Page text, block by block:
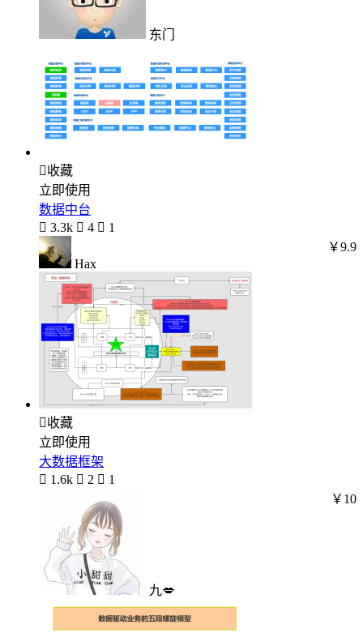
东门
收藏
立即使用
数据中台
 3.3k  4  1
Hax
￥9.9
收藏
立即使用
大数据框架
 1.6k  2  1
九💋
￥10